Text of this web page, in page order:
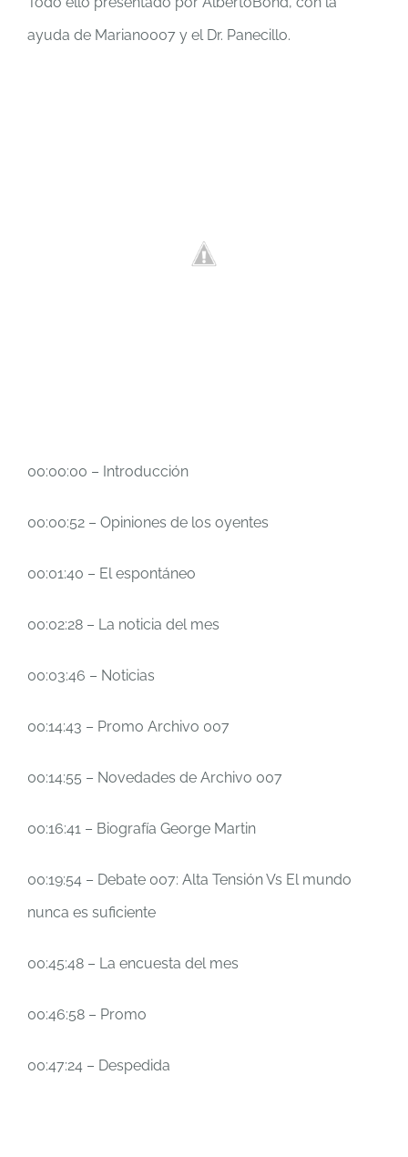
ayuda de Mariano007 y el Dr. Panecillo.
00:00:00 – Introducción
00:00:52 – Opiniones de los oyentes
00:01:40 – El espontáneo
00:02:28 – La noticia del mes
00:03:46 – Noticias
00:14:43 – Promo Archivo 007
00:14:55 – Novedades de Archivo 007
00:16:41 – Biografía George Martin
00:19:54 – Debate 007: Alta Tensión Vs El mundo
nunca es suficiente
00:45:48 – La encuesta del mes
00:46:58 – Promo
00:47:24 – Despedida